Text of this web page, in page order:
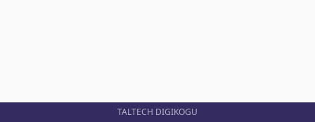
TALTECH DIGIKOGU